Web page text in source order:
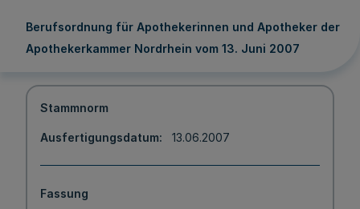
Berufsordnung für Apothekerinnen und Apotheker der
Apothekerkammer Nordrhein vom 13. Juni 2007
Stammnorm
Ausfertigungsdatum 13.06.2007
Fassung